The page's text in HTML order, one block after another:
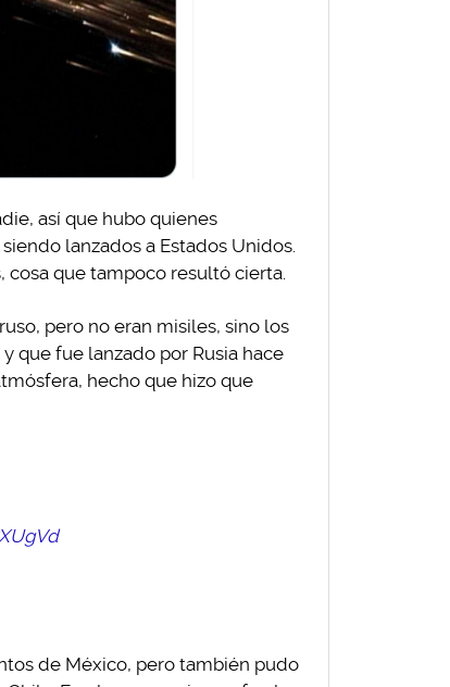
así que hubo quienes
lanzados a Estados Unidos.
cosa que tampoco resultó cierta.
pero no eran misiles, sino los
que fue lanzado por Rusia hace
hecho que hizo que
de México, pero también pudo